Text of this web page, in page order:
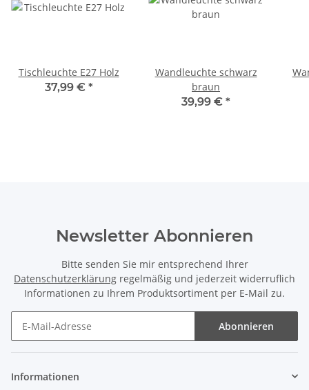
Tischleuchte E27 Holz
37,99 € *
Wandleuchte schwarz
braun
39,99 € *
Newsletter Abonnieren
Bitte senden Sie mir entsprechend Ihrer
Datenschutzerklärung regelmäßig und jederzeit widerruflich
Informationen zu Ihrem Produktsortiment per E-Mail zu.
Abonnieren
Informationen